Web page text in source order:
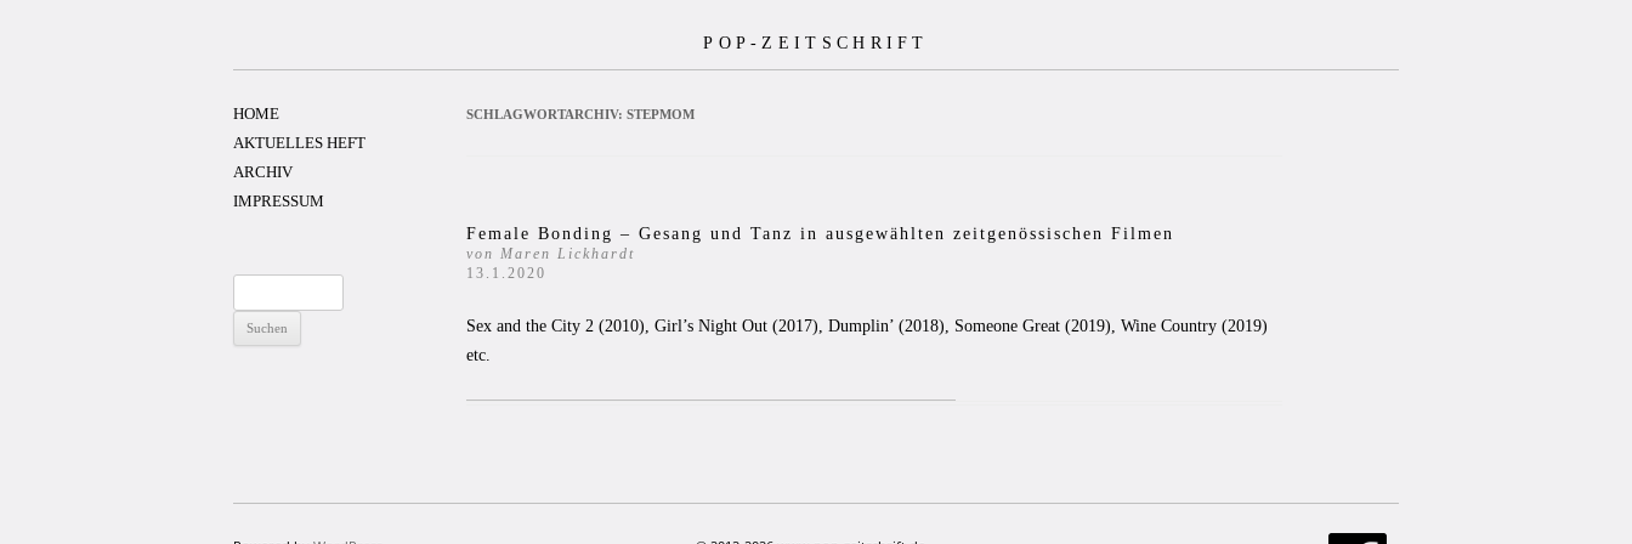
POP-ZEITSCHRIFT
SCHLAGWORTARCHIV: STEPMOM
Female Bonding – Gesang und Tanz in ausgewählten zeitgenössischen Filmen
von Maren Lickhardt
13.1.2020
Sex and the City 2 (2010), Girl’s Night Out (2017), Dumplin’ (2018), Someone Great (2019), Wine Country (2019)
etc.
HOME
AKTUELLES HEFT
ARCHIV
IMPRESSUM
nach: